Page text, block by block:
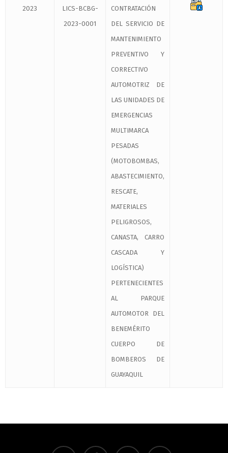
2023
LICS-BCBG-
2023-0001
CONTRATACIÓN
DEL SERVICIO DE
MANTENIMIENTO
PREVENTIVO Y
CORRECTIVO
AUTOMOTRIZ DE
LAS UNIDADES DE
EMERGENCIAS
MULTIMARCA
PESADAS
(MOTOBOMBAS,
ABASTECIMIENTO,
RESCATE,
MATERIALES
PELIGROSOS,
CANASTA, CARRO
CASCADA Y
LOGÍSTICA)
PERTENECIENTES
AL PARQUE
AUTOMOTOR DEL
BENEMÉRITO
CUERPO DE
BOMBEROS DE
GUAYAQUIL